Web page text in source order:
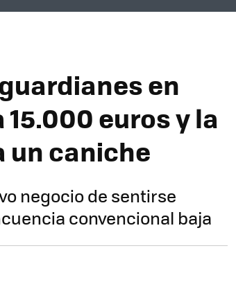
en
euros y la
un caniche
negocio de sentirse
convencional baja